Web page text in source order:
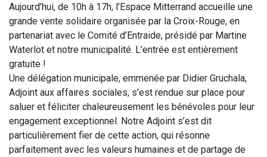
Aujourd’hui, de 10h à 17h, l’Espace Mitterrand accueille une
grande vente solidaire organisée par la Croix-Rouge, en
partenariat avec le Comité d’Entraide, présidé par Martine
Waterlot et notre municipalité. L’entrée est entièrement
gratuite !
Une délégation municipale, emmenée par Didier Gruchala,
Adjoint aux affaires sociales, s’est rendue sur place pour
saluer et féliciter chaleureusement les bénévoles pour leur
engagement exceptionnel. Notre Adjoint s’est dit
particulièrement fier de cette action, qui résonne
parfaitement avec les valeurs humaines et de partage de